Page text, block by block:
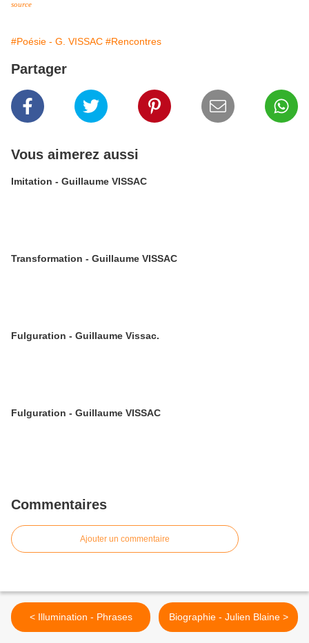
source
#Poésie - G. VISSAC #Rencontres
Partager
Vous aimerez aussi
Imitation - Guillaume VISSAC
Transformation - Guillaume VISSAC
Fulguration - Guillaume Vissac.
Fulguration - Guillaume VISSAC
Commentaires
Ajouter un commentaire
< Illumination - Phrases Biographie - Julien Blaine >